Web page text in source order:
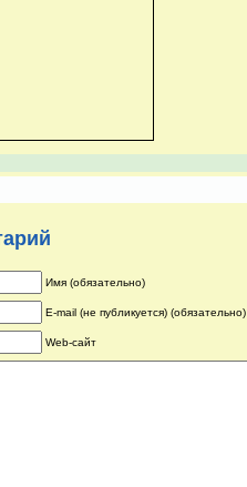
Имя (обязательно)
E-mail (не публикуется) (обязательно)
Web-сайт